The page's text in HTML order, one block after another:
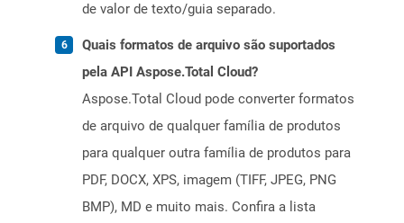
de valor de texto/guia separado.
Quais formatos de arquivo são suportados
pela API Aspose.Total Cloud?
Aspose.Total Cloud pode converter formatos
de arquivo de qualquer família de produtos
para qualquer outra família de produtos para
PDF, DOCX, XPS, imagem (TIFF, JPEG, PNG
BMP), MD e muito mais. Confira a lista